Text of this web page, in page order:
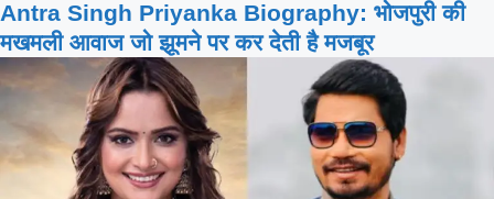
Antra Singh Priyanka Biography: भोजपुरी की
मखमली आवाज जो झूमने पर कर देती है मजबूर